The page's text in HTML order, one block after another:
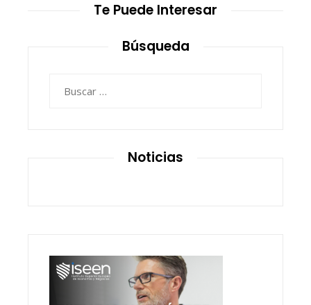
Te Puede Interesar
Búsqueda
Noticias